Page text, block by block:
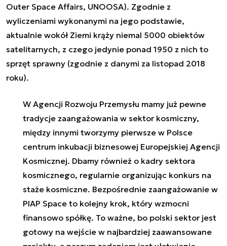
Outer Space Affairs, UNOOSA). Zgodnie z
wyliczeniami wykonanymi na jego podstawie,
aktualnie wokół Ziemi krąży niemal 5000 obiektów
satelitarnych, z czego jedynie ponad 1950 z nich to
sprzęt sprawny (zgodnie z danymi za listopad 2018
roku).
W Agencji Rozwoju Przemysłu mamy już pewne
tradycje zaangażowania w sektor kosmiczny,
między innymi tworzymy pierwsze w Polsce
centrum inkubacji biznesowej Europejskiej Agencji
Kosmicznej. Dbamy również o kadry sektora
kosmicznego, regularnie organizując konkurs na
staże kosmiczne. Bezpośrednie zaangażowanie w
PIAP Space to kolejny krok, który wzmocni
finansowo spółkę. To ważne, bo polski sektor jest
gotowy na wejście w najbardziej zaawansowane